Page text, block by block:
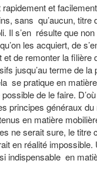
et
sans qu’aucun, titre
Il s’en résulte que
les acquiert, de
et de remonter la filière
jusqu’au terme de la
se pratique en
de le faire.
principes généraux du
en matière
ne serait sure, le titre
en réalité impossible.
indispensable en